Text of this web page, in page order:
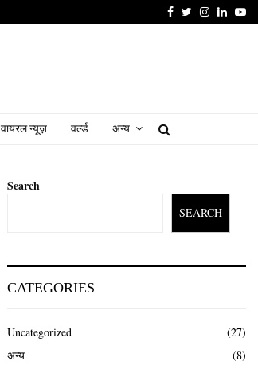
FacebookTwitter
Instagram
वायरल न्यूज़ वर्ल्ड अन्य
Search
SEARCH
CATEGORIES
Uncategorized
(27)
अन्य
(8)